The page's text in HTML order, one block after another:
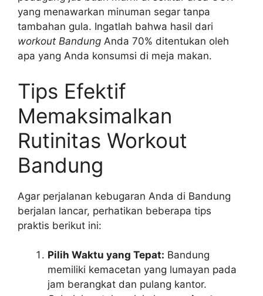
yang menawarkan minuman segar tanpa
tambahan gula. Ingatlah bahwa hasil dari
workout Bandung Anda 70% ditentukan oleh
apa yang Anda konsumsi di meja makan.
Tips Efektif
Memaksimalkan
Rutinitas Workout
Bandung
Agar perjalanan kebugaran Anda di Bandung
berjalan lancar, perhatikan beberapa tips
praktis berikut ini:
Pilih Waktu yang Tepat: Bandung
memiliki kemacetan yang lumayan pada
jam berangkat dan pulang kantor.